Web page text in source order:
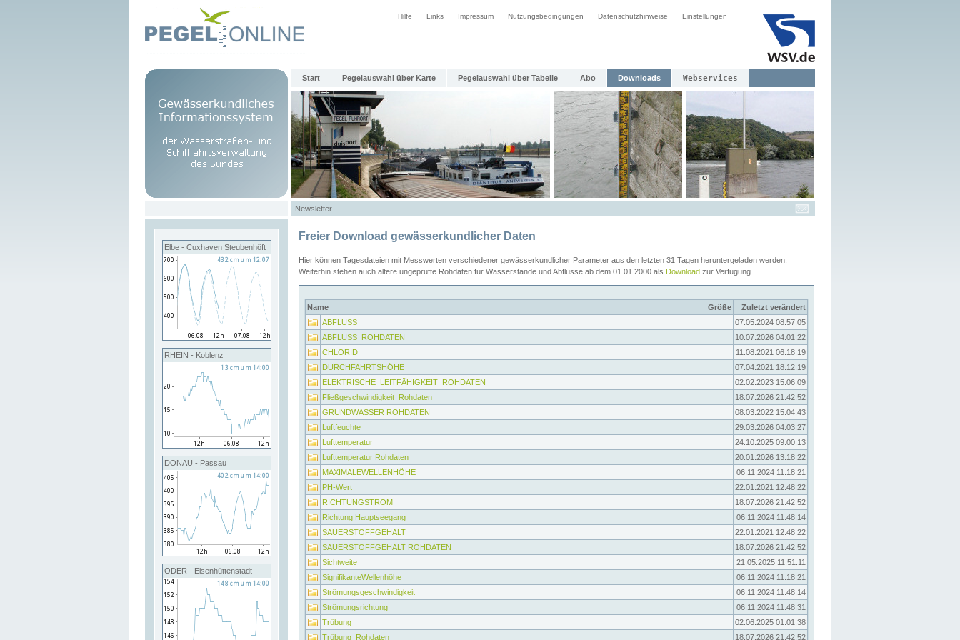
Hilfe Links Impressum Nutzungsbedingungen Datenschutzhinweise Einstellungen
Start Pegelauswahl über Karte Pegelauswahl über Tabelle Abo Downloads Webservices
Newsletter
Elbe - Cuxhaven Steubenhöft
RHEIN - Koblenz
DONAU - Passau
ODER - Eisenhüttenstadt
Freier Download gewässerkundlicher Daten
Hier können Tagesdateien mit Messwerten verschiedener gewässerkundlicher Parameter aus den letzten 31 Tagen heruntergeladen werden.
Weiterhin stehen auch ältere ungeprüfte Rohdaten für Wasserstände und Abflüsse ab dem 01.01.2000 als Download zur Verfügung.
Name Größe
Zuletzt verändert
ABFLUSS
07.05.2024 08:57:05
ABFLUSS_ROHDATEN
10.07.2026 04:01:22
CHLORID
11.08.2021 06:18:19
DURCHFAHRTSHÖHE
07.04.2021 18:12:19
ELEKTRISCHE_LEITFÄHIGKEIT_ROHDATEN
02.02.2023 15:06:09
Fließgeschwindigkeit_Rohdaten
18.07.2026 21:42:52
GRUNDWASSER ROHDATEN
08.03.2022 15:04:43
Luftfeuchte
29.03.2026 04:03:27
Lufttemperatur
24.10.2025 09:00:13
Lufttemperatur Rohdaten
20.01.2026 13:18:22
MAXIMALEWELLENHÖHE
06.11.2024 11:18:21
PH-Wert
22.01.2021 12:48:22
RICHTUNGSTROM
18.07.2026 21:42:52
Richtung Hauptseegang
06.11.2024 11:48:14
SAUERSTOFFGEHALT
22.01.2021 12:48:22
SAUERSTOFFGEHALT ROHDATEN
18.07.2026 21:42:52
Sichtweite
21.05.2025 11:51:11
SignifikanteWellenhöhe
06.11.2024 11:18:21
Strömungsgeschwindigkeit
06.11.2024 11:48:14
Strömungsrichtung
06.11.2024 11:48:31
Trübung
02.06.2025 01:01:38
Trübung_Rohdaten
18.07.2026 21:42:52